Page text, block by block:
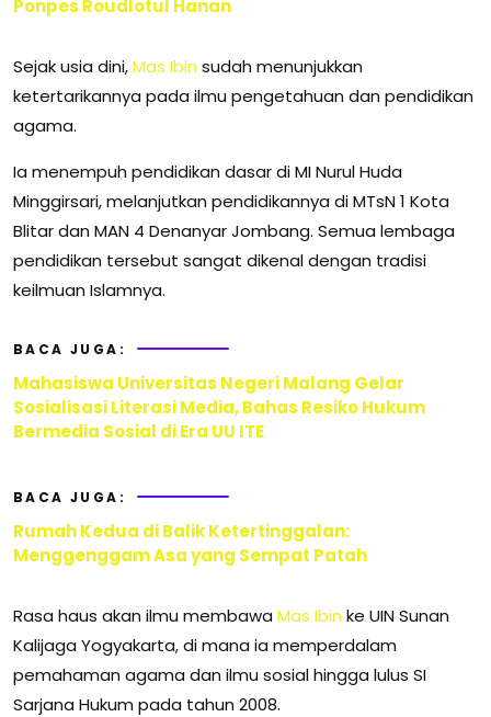
Ponpes Roudlotul Hanan
Sejak usia dini,Mas Ibin sudah menunjukkan
ketertarikannya pada ilmu pengetahuan dan pendidikan
agama.
Ia menempuh pendidikan dasar di MI Nurul Huda
Minggirsari, melanjutkan pendidikannya di MTsN 1 Kota
Blitar dan MAN 4 Denanyar Jombang. Semua lembaga
pendidikan tersebut sangat dikenal dengan tradisi
keilmuan Islamnya.
BACA JUGA:
Mahasiswa Universitas Negeri Malang Gelar
Sosialisasi Literasi Media, Bahas Resiko Hukum
Bermedia Sosial di Era UU ITE
BACA JUGA:
Rumah Kedua di Balik Ketertinggalan:
Menggenggam Asa yang Sempat Patah
Rasa haus akan ilmu membawa Mas Ibin ke UIN Sunan
Kalijaga Yogyakarta, di mana ia memperdalam
pemahaman agama dan ilmu sosial hingga lulus SI
Sarjana Hukum pada tahun 2008.